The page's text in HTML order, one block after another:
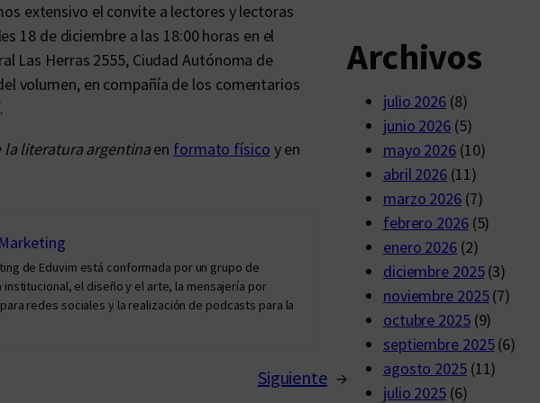
extensivo el convite a lectores y lectoras
18 de diciembre a las 18:00 horas en el
Las Herras 2555, Ciudad Autónoma de
volumen, en compañía de los comentarios
literatura argentinaen formato físico y en
de Eduvim está conformada por un grupo de
el diseño y el arte, la mensajería por
redes sociales y la realización de podcasts para la
Siguiente →
Archivos
julio 2026(8)
junio 2026(5)
mayo 2026 (10)
abril 2026(11)
marzo 2026(7)
febrero 2026(5)
enero 2026(2)
diciembre 2025(3)
noviembre 2025(7)
octubre 2025(9)
septiembre 2025(6)
agosto 2025(11)
julio 2025(6)